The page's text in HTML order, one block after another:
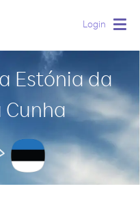
Login
Estónia da